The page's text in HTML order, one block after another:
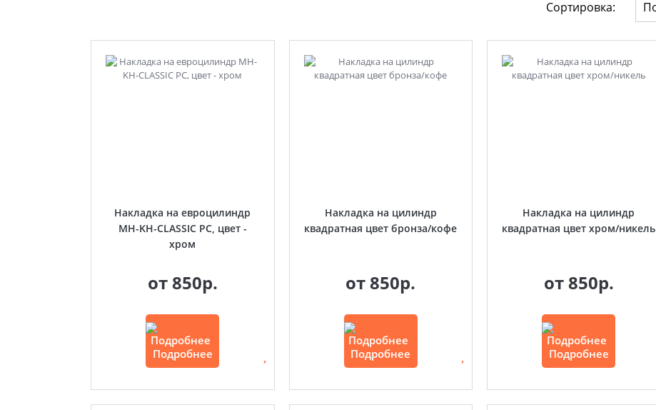
Сортировка:
Накладка на евроцилиндр
MH-KH-CLASSIC PC, цвет -
хром
от850р.
Подробнее
Накладка на цилиндр
квадратная цвет бронза/кофе
от850р.
Подробнее
Накладка на цилиндр
квадратная цвет хром/никель
от850р.
Подробнее